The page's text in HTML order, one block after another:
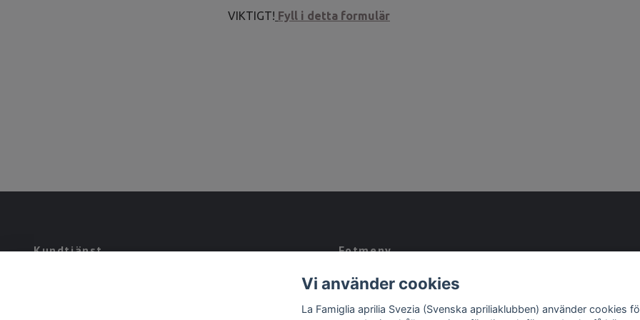
VIKTIGT! Fyll i detta formulär
Kundtjänst Fotmeny
Kontakt
Köpvillkor
Vi använder cookies
La Famiglia aprilia Svezia (Svenska apriliaklubben) använder cookies